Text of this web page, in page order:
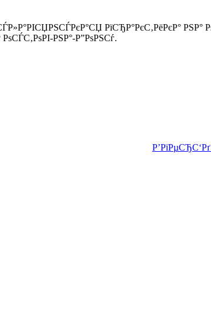
РїСЂР°РєС‚РёРєР° РЅР°
РЅР°-Р”РѕРЅСѓ.